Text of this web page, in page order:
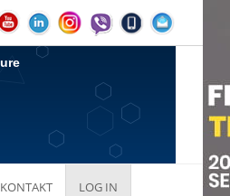
KONTAKT LOG IN